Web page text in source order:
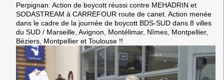
Perpignan: Action de boycott réussi contre MEHADRIN et
SODASTREAM à CARREFOUR route de canet. Action menée
dans le cadre de la journée de boycott BDS-SUD dans 8 villes
du SUD / Marseille, Avignon, Montélimar, Nîmes, Montpellier,
Béziers, Montpellier et Toulouse !!